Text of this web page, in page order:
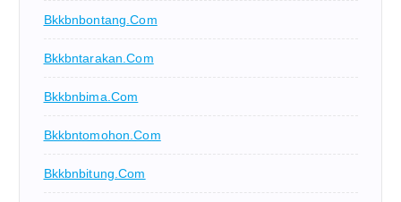
Bkkbnbontang.com
Bkkbntarakan.com
Bkkbnbima.com
Bkkbntomohon.com
Bkkbnbitung.com